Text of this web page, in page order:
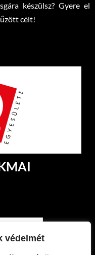
védelmét
készülsz? Gyere el
célt!